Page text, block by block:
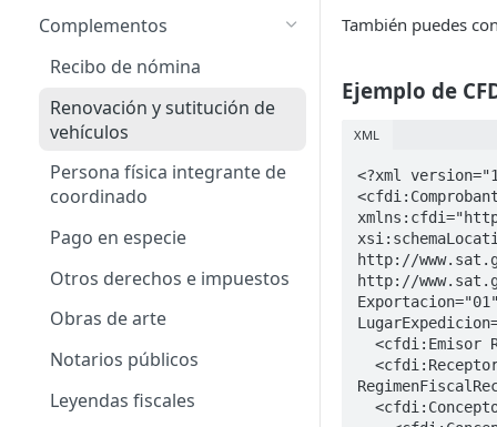
Complementos
Recibo de nómina
Renovación y sutitución de
vehículos
Persona física integrante de
coordinado
Pago en especie
Otros derechos e impuestos
Obras de arte
Notarios públicos
Leyendas fiscales
También puedes
Ejemplo de
XML
<?xml
http://
http://